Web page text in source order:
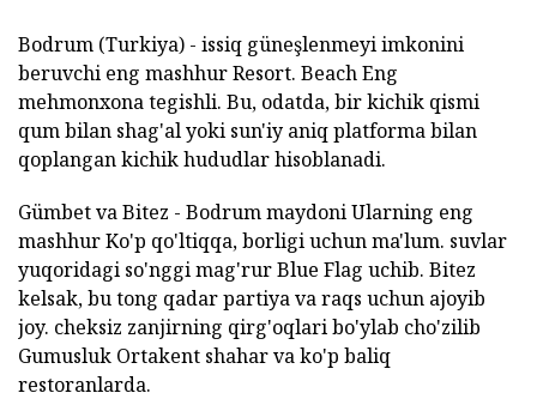
Bodrum (Turkiya) - issiq güneşlenmeyi imkonini
beruvchi eng mashhur Resort. Beach Eng
mehmonxona tegishli. Bu, odatda, bir kichik qismi
qum bilan shag'al yoki sun'iy aniq platforma bilan
qoplangan kichik hududlar hisoblanadi.
Gümbet va Bitez - Bodrum maydoni Ularning eng
mashhur Ko'p qo'ltiqqa, borligi uchun ma'lum. suvlar
yuqoridagi so'nggi mag'rur Blue Flag uchib. Bitez
kelsak, bu tong qadar partiya va raqs uchun ajoyib
joy. cheksiz zanjirning qirg'oqlari bo'ylab cho'zilib
Gumusluk Ortakent shahar va ko'p baliq
restoranlarda.